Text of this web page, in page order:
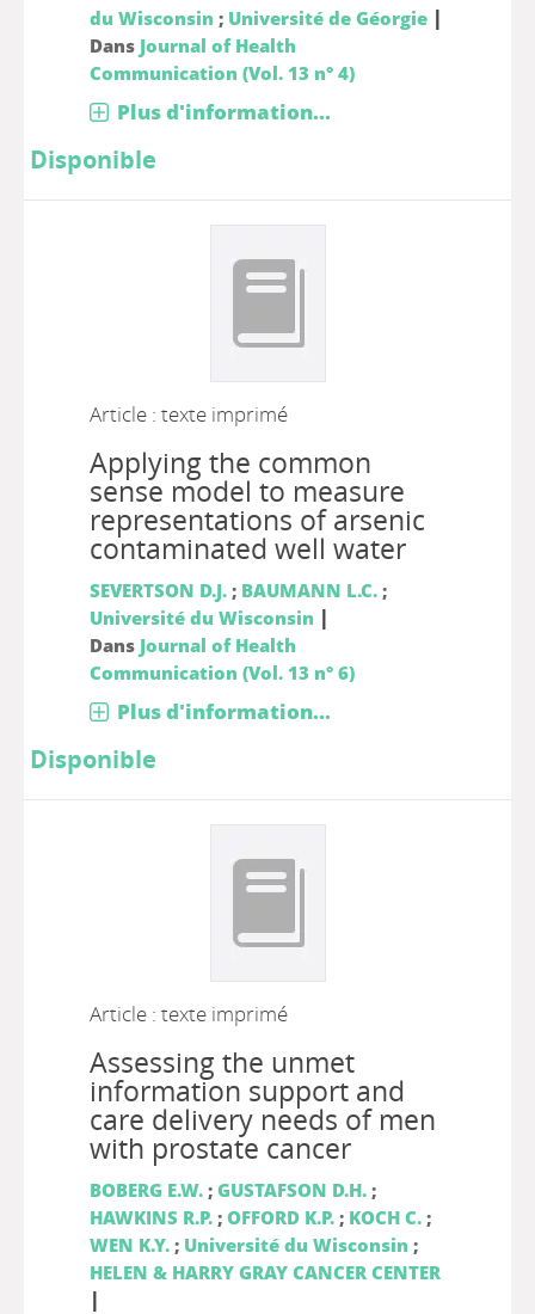
du Wisconsin ; Université de Géorgie |
Dans Journal of Health
Communication (Vol. 13 n° 4)
Plus d'information...
Disponible
Article : texte imprimé
Applying the common
sense model to measure
representations of arsenic
contaminated well water
SEVERTSON D.J.; BAUMANN L.C.;
Université du Wisconsin |
Dans Journal of Health
Communication (Vol. 13 n° 6)
Plus d'information...
Disponible
Article : texte imprimé
Assessing the unmet
information support and
care delivery needs of men
with prostate cancer
BOBERG E.W.; GUSTAFSON D.H.;
HAWKINS R.P.; OFFORD K.P.; KOCH C.;
WEN K.Y.; Université du Wisconsin ;
HELEN & HARRY GRAY CANCER CENTER
|